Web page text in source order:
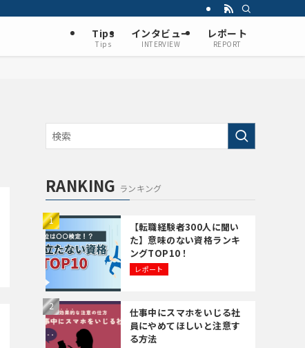
Tips
Tips
インタビュー
INTERVIEW
レポート
REPORT
RANKING ランキング
【転職経験者300人に聞い
た】意味のない資格ランキ
ングTOP10！
レポート
仕事中にスマホをいじる社
員にやめてほしいと注意す
る方法